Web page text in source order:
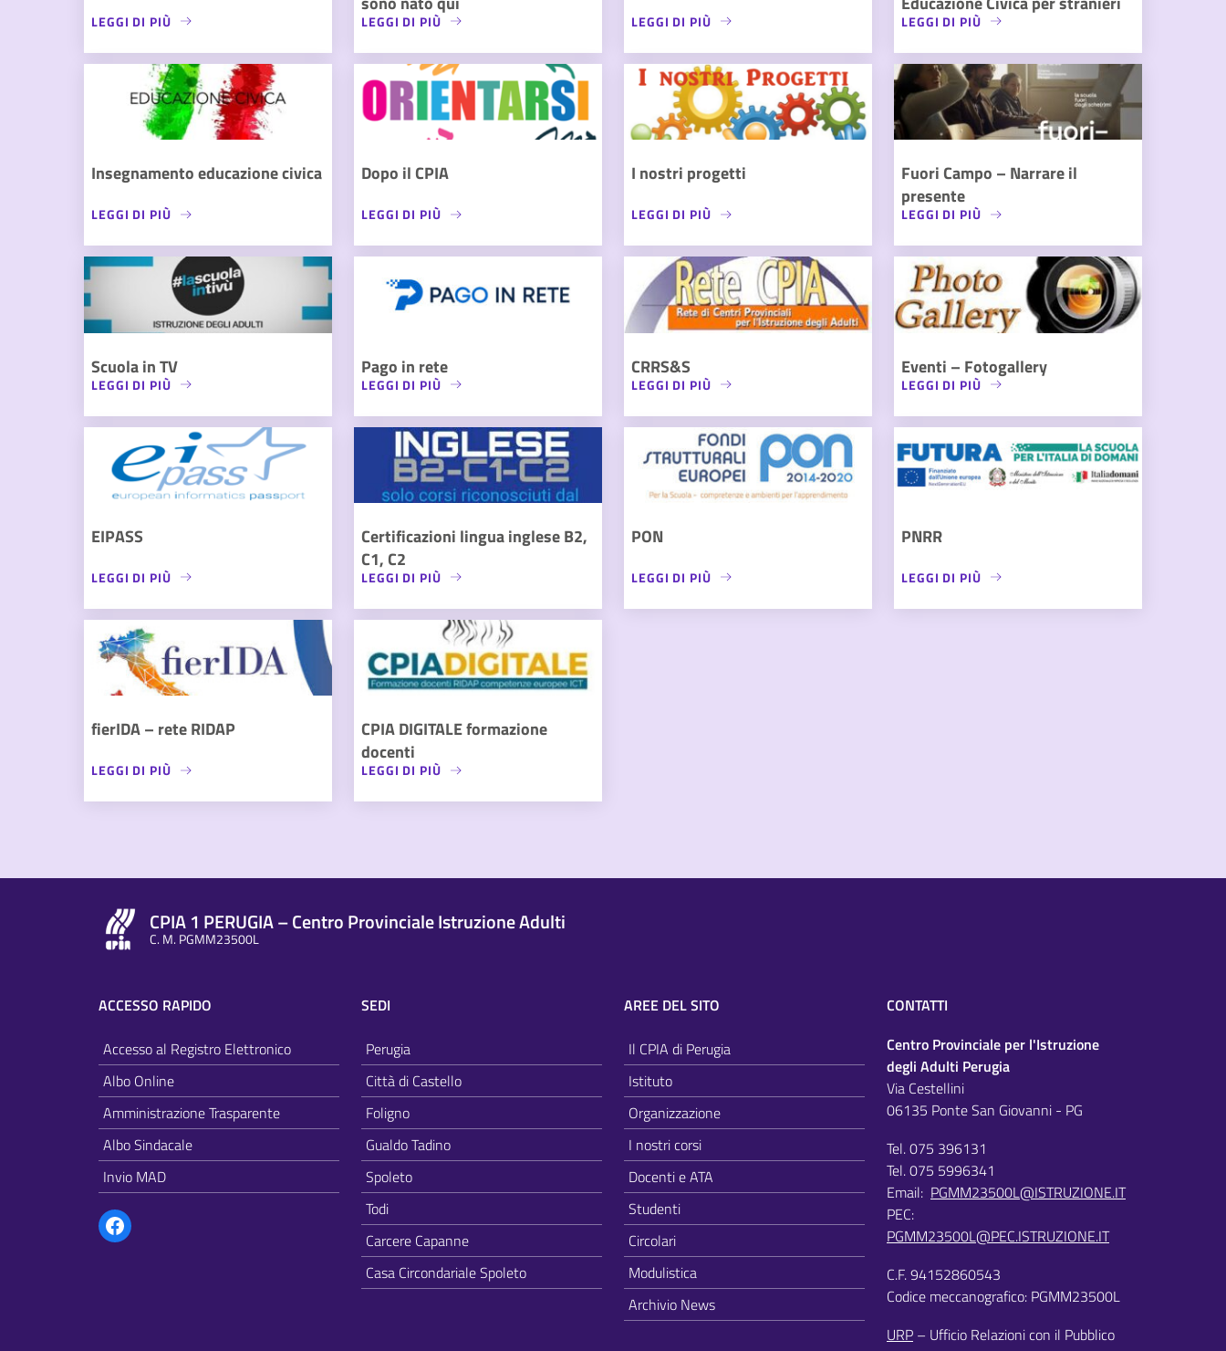
LEGGI DI PIÙ LEGGI DI PIÙ LEGGI DI PIÙ LEGGI DI PIÙ
Insegnamento educazione civica
LEGGI DI PIÙ
Dopo il CPIA
LEGGI DI PIÙ
I nostri progetti
LEGGI DI PIÙ
Fuori Campo – Narrare il
presente
LEGGI DI PIÙ
Scuola in TV
LEGGI DI PIÙ
Pago in rete
LEGGI DI PIÙ
CRRS&S
LEGGI DI PIÙ
Eventi – Fotogallery
LEGGI DI PIÙ
EIPASS
LEGGI DI PIÙ
Certificazioni lingua inglese B2,
C1, C2
LEGGI DI PIÙ
PON
LEGGI DI PIÙ
PNRR
LEGGI DI PIÙ
fierIDA – rete RIDAP
LEGGI DI PIÙ
CPIA DIGITALE formazione
docenti
LEGGI DI PIÙ
CPIA 1 PERUGIA – Centro Provinciale Istruzione Adulti
C. M. PGMM23500L
ACCESSO RAPIDO
Accesso al Registro Elettronico
Albo Online
Amministrazione Trasparente
Albo Sindacale
Invio MAD
Facebook
SEDI
Perugia
Città di Castello
Foligno
Gualdo Tadino
Spoleto
Todi
Carcere Capanne
Casa Circondariale Spoleto
AREE DEL SITO
Il CPIA di Perugia
Istituto
Organizzazione
I nostri corsi
Docenti e ATA
Studenti
Circolari
Modulistica
Archivio News
CONTATTI
Centro Provinciale per l'Istruzione
degli Adulti Perugia
Via Cestellini
06135 Ponte San Giovanni - PG
Tel. 075 396131
Tel. 075 5996341
Email: PGMM23500L@ISTRUZIONE.IT
PEC:
PGMM23500L@PEC.ISTRUZIONE.IT
C.F. 94152860543
Codice meccanografico: PGMM23500L
URP – Ufficio Relazioni con il Pubblico